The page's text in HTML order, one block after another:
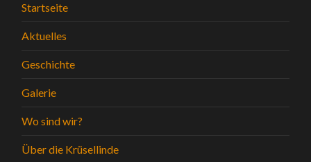
Startseite
Aktuelles
Geschichte
Galerie
Wo sind wir?
Über die Krüsellinde